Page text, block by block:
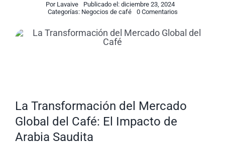
Por Lavaive
Publicado el: diciembre 23, 2024
Categorías: Negocios de café 0 Comentarioson
del
La Transformación del Mercado
Global del Café: El Impacto de
Arabia Saudita